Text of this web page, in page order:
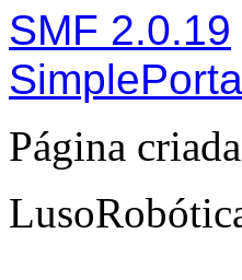
SMF 2.0.19
Página